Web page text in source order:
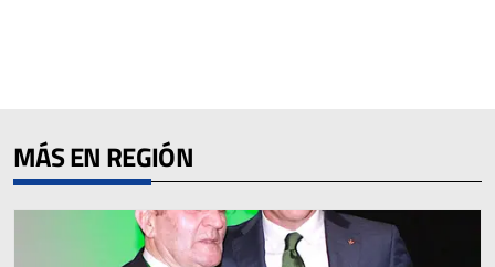
MÁS EN REGIÓN